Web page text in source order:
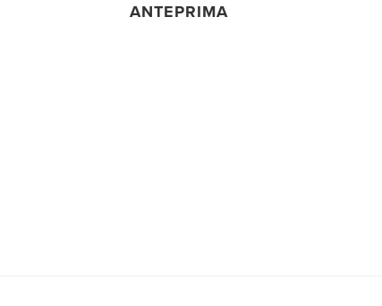
ANTEPRIMA